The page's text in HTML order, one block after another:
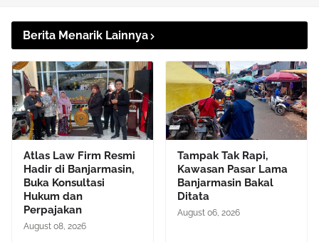
Berita Menarik Lainnya
Atlas Law Firm Resmi
Hadir di Banjarmasin,
Buka Konsultasi
Hukum dan
Perpajakan
August 08, 2026
Tampak Tak Rapi,
Kawasan Pasar Lama
Banjarmasin Bakal
Ditata
August 06, 2026